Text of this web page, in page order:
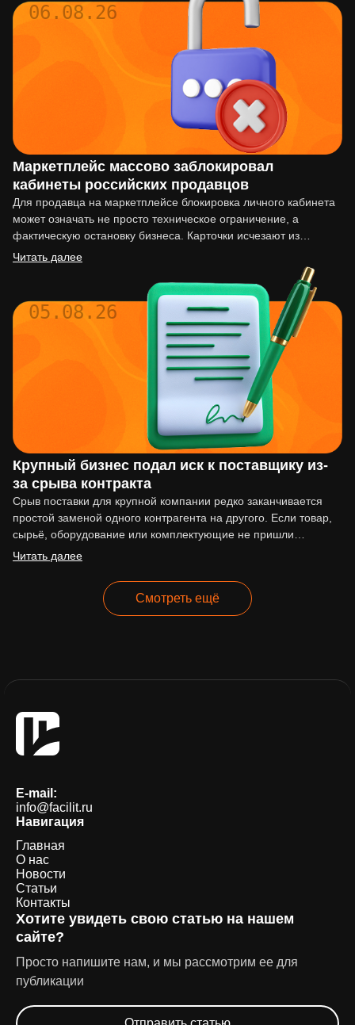
06.08.26
Маркетплейс массово заблокировал
кабинеты российских продавцов
Для продавца на маркетплейсе блокировка личного кабинета
может означать не просто техническое ограничение, а
фактическую остановку бизнеса. Карточки исчезают из
выдачи, реклама перестаёт работать,…
Читать далее
05.08.26
Крупный бизнес подал иск к поставщику из-
за срыва контракта
Срыв поставки для крупной компании редко заканчивается
простой заменой одного контрагента на другого. Если товар,
сырьё, оборудование или комплектующие не пришли
вовремя, последствия могут…
Читать далее
Смотреть ещё
E-mail:
info@facilit.ru
Навигация
Главная
О нас
Новости
Статьи
Контакты
Хотите увидеть свою статью на нашем
сайте?
Просто напишите нам, и мы рассмотрим ее для
публикации